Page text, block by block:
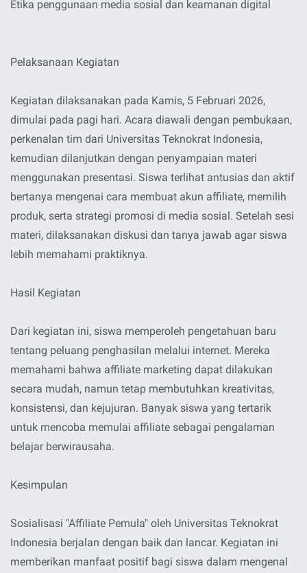
Etika penggunaan media sosial dan keamanan digital
Pelaksanaan Kegiatan
Kegiatan dilaksanakan pada Kamis, 5 Februari 2026,
dimulai pada pagi hari. Acara diawali dengan pembukaan,
perkenalan tim dari Universitas Teknokrat Indonesia,
kemudian dilanjutkan dengan penyampaian materi
menggunakan presentasi. Siswa terlihat antusias dan aktif
bertanya mengenai cara membuat akun affiliate, memilih
produk, serta strategi promosi di media sosial. Setelah sesi
materi, dilaksanakan diskusi dan tanya jawab agar siswa
lebih memahami praktiknya.
Hasil Kegiatan
Dari kegiatan ini, siswa memperoleh pengetahuan baru
tentang peluang penghasilan melalui internet. Mereka
memahami bahwa affiliate marketing dapat dilakukan
secara mudah, namun tetap membutuhkan kreativitas,
konsistensi, dan kejujuran. Banyak siswa yang tertarik
untuk mencoba memulai affiliate sebagai pengalaman
belajar berwirausaha.
Kesimpulan
Sosialisasi "Affiliate Pemula" oleh Universitas Teknokrat
Indonesia berjalan dengan baik dan lancar. Kegiatan ini
memberikan manfaat positif bagi siswa dalam mengenal